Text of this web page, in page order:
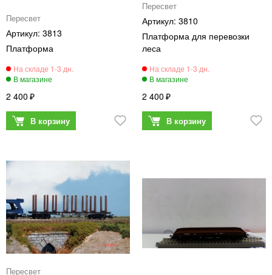
Пересвет
3813
Платформа
2 400
Пересвет
3810
Платформа для перевозки
леса
2 400
Пересвет